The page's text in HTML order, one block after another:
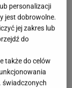
im lekkości
swoim
harmonia
czyni je
Ażurowe
personalizacji
jest dobrowolne.
jej zakres lub
do
także do celów
świadczonych